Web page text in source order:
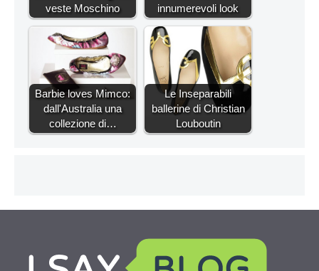
veste Moschino
innumerevoli look
Barbie loves Mimco:
dall'Australia una
collezione di…
Le Inseparabili
ballerine di Christian
Louboutin